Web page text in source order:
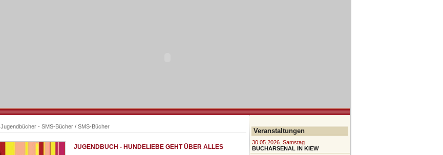
Jugendbücher - SMS-Bücher / SMS-Bücher
JUGENDBUCH - HUNDELIEBE GEHT ÜBER ALLES
Veranstaltungen
30.05.2026. Samstag
BUCHARSENAL IN KIEW